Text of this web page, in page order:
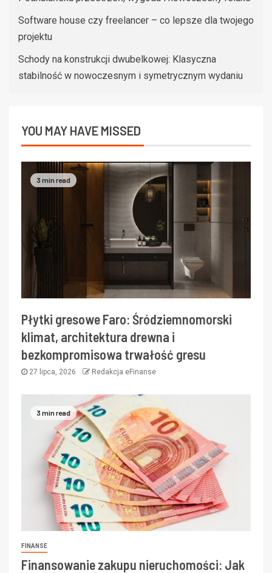
Software house czy freelancer – co lepsze dla twojego
projektu
Schody na konstrukcji dwubelkowej: Klasyczna
stabilność w nowoczesnym i symetrycznym wydaniu
YOU MAY HAVE MISSED
3 min read
Płytki gresowe Faro: Śródziemnomorski
klimat, architektura drewna i
bezkompromisowa trwałość gresu
27 lipca, 2026 Redakcja eFinanse
3 min read
FINANSE
Finansowanie zakupu nieruchomości: Jak